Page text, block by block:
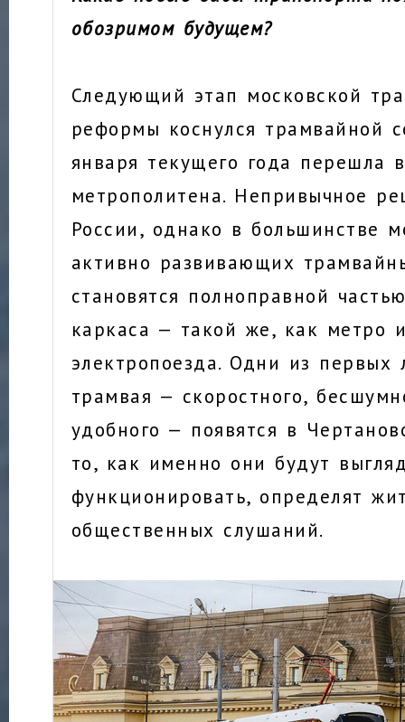
обозримом будущем?
Следующий этап московской
реформы коснулся трамвайной
января текущего года перешла
метрополитена. Непривычное
России, однако в большинстве
активно развивающих
становятся полноправной
каркаса — такой же, как метро
электропоезда. Одни из первых
трамвая — скоростного,
удобного — появятся в
то, как именно они будут
функционировать, определят
общественных слушаний.